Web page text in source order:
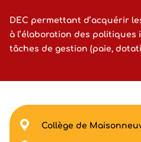
DEC permettant d’acquérir
à l’élaboration des
tâches de gestion (paie,
Collège de